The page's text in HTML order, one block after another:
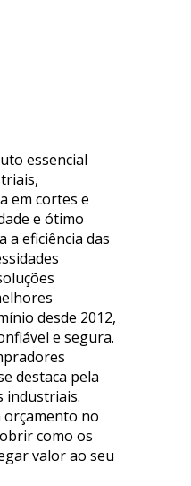
essencial
em cortes e
e ótimo
a eficiência das
desde 2012,
e segura.
destaca pela
industriais.
no
como os
valor ao seu